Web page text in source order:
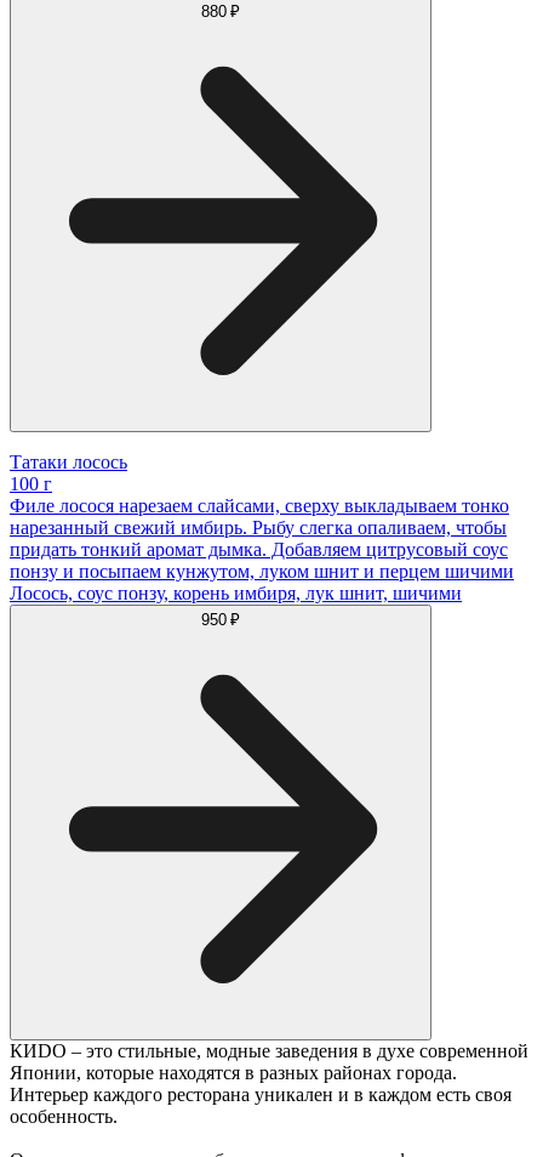
880 ₽
Татаки лосось
100 г
Филе лосося нарезаем слайсами, сверху выкладываем тонко
нарезанный свежий имбирь. Рыбу слегка опаливаем, чтобы
придать тонкий аромат дымка. Добавляем цитрусовый соус
понзу и посыпаем кунжутом, луком шнит и перцем шичими
Лосось, соус понзу, корень имбиря, лук шнит, шичими
950 ₽
КИDO – это стильные, модные заведения в духе современной
Японии, которые находятся в разных районах города.
Интерьер каждого ресторана уникален и в каждом есть своя
особенность.